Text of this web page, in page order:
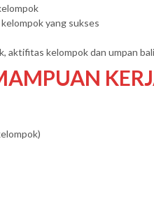
yang sukses
aktifitas kelompok dan umpan